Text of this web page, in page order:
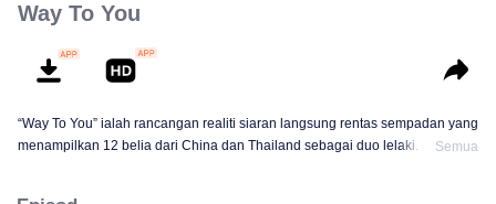
Way To You
“Way To You” ialah rancangan realiti siaran langsung rentas sempadan yang
menampilkan 12 belia dari China dan Thailand sebagai duo lelaki. Selama
Semua